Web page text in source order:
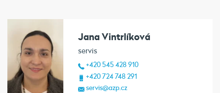
Jana Vintrlíková
servis
+420 545 428 910
+420 724 748 291
servis@azp.cz